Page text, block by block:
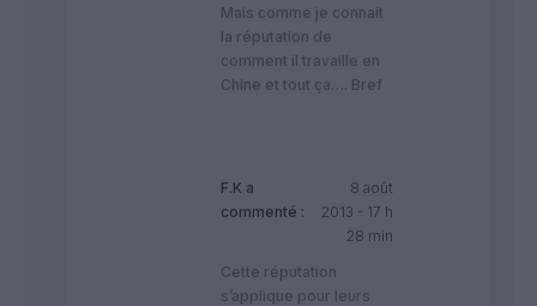
Mais comme je connait
la réputation de
comment il travaille en
Chine et tout ça…. Bref
F.K a
commenté :
8 août
2013 - 17 h
28 min
Cette réputation
s’applique pour leurs